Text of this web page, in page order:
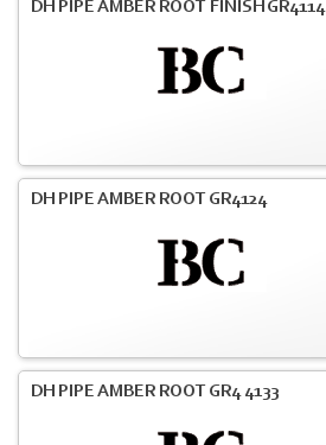
DH PIPE AMBER ROOT FINISH GR4114
DH PIPE AMBER ROOT GR4124
DH PIPE AMBER ROOT GR4 4133